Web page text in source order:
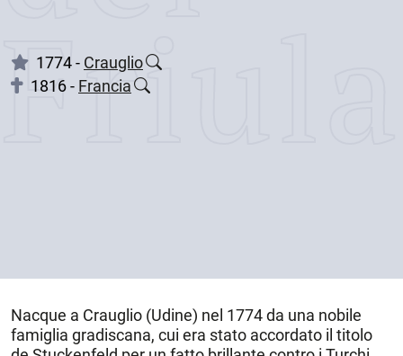
1774 - Crauglio
1816 - Francia
Nacque a Crauglio (Udine) nel 1774da una nobile
famiglia gradiscana, cui era stato accordato il titolo